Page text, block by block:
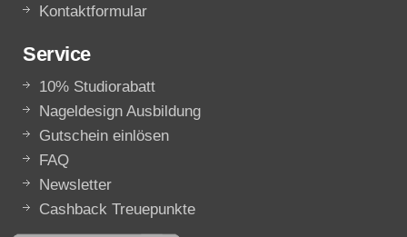
Kontaktformular
Service
10% Studiorabatt
Nageldesign Ausbildung
Gutschein einlösen
FAQ
Newsletter
Cashback Treuepunkte